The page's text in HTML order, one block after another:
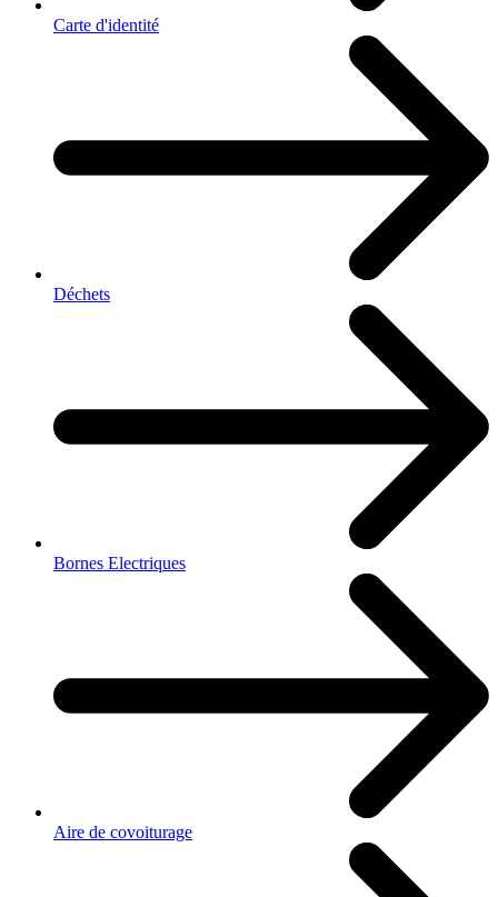
Carte d'identité
Déchets
Bornes Electriques
Aire de covoiturage